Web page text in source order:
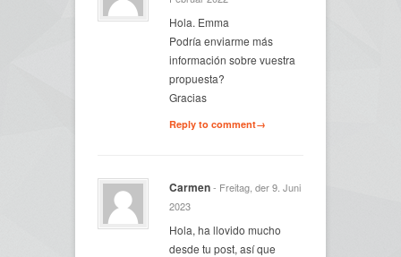
Hola. Emma
Podría enviarme más
información sobre vuestra
propuesta?
Gracias
Reply to comment→
Carmen- Freitag, der 9. Juni
2023
Hola, ha llovido mucho
desde tu post, así que